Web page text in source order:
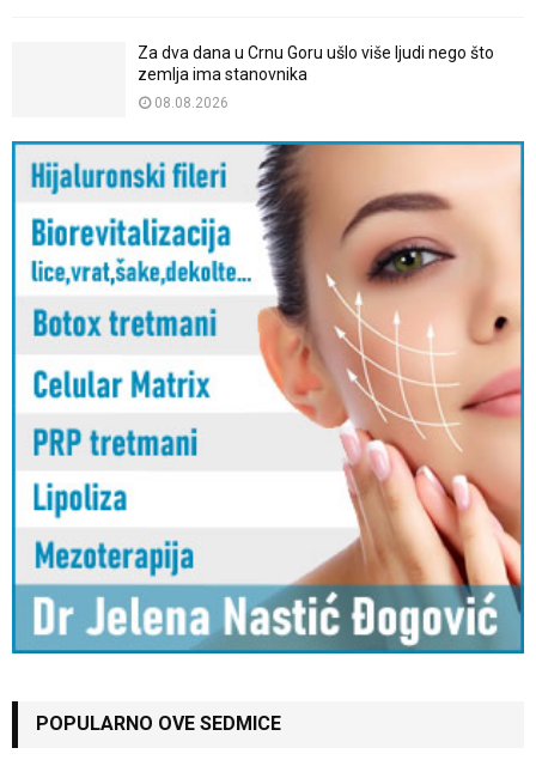
Za dva dana u Crnu Goru ušlo više ljudi nego što
zemlja ima stanovnika
08.08.2026
POPULARNO OVE SEDMICE